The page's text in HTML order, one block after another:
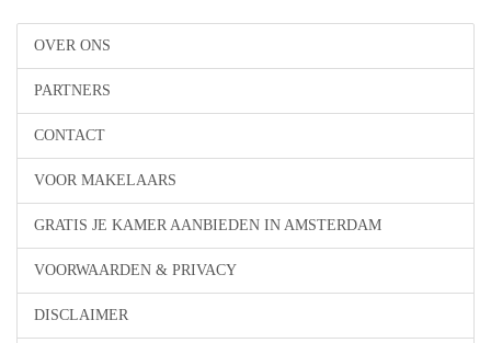
OVER ONS
PARTNERS
CONTACT
VOOR MAKELAARS
GRATIS JE KAMER AANBIEDEN IN AMSTERDAM
VOORWAARDEN & PRIVACY
DISCLAIMER